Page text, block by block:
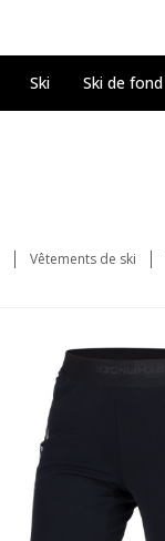
Ski Ski de fond
Vêtements de ski